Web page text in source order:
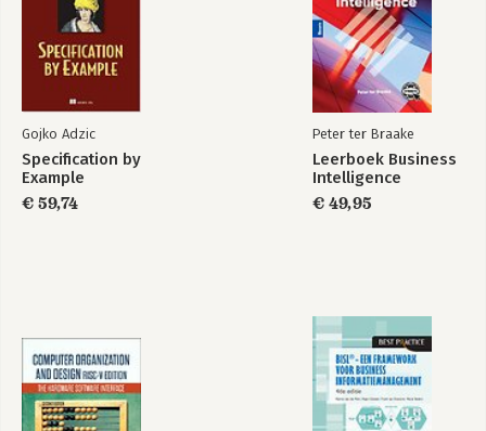
Gojko Adzic
Specification by
Example
€ 59,74
Peter ter Braake
Leerboek Business
Intelligence
€ 49,95